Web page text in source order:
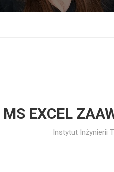
MS EXCEL
Instytut Inżynierii